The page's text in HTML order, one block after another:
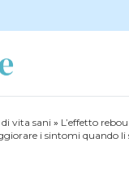
di vita sani » L’effetto
i sintomi quando li